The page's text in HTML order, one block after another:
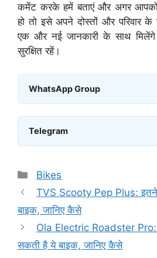
कमेंट करके हमें बताएं और अगर
हो तो इसे अपने दोस्तों और परिवार
एक और नई जानकारी के साथ
सुरक्षित रहें।
WhatsApp Group
Telegram
Categories
Bikes
TVS Scooty Pep Plus:
बाइक, जानिए कैसे
Ola Electric Roadster
सकती है ये बाइक, जानिए कैसे